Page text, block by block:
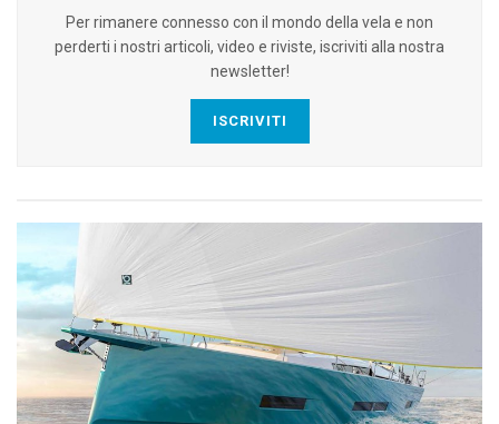
Per rimanere connesso con il mondo della vela e non
perderti i nostri articoli, video e riviste, iscriviti alla nostra
newsletter!
ISCRIVITI